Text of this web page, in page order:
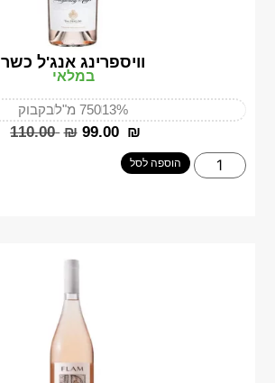
וויספרינג אנג'ל כשר
במלאי
13%750 מ"ל בקבוק
‎110.00 ₪ ‎99.00 ₪
הוספה לסל